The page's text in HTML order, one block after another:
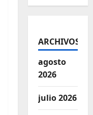
ARCHIVOS
agosto
2026
julio 2026